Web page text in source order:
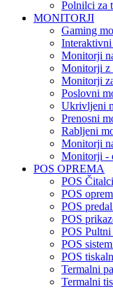
Polnilci za
MONITORJI
Gaming
Interaktivni
Monitorji
Monitorji z
Monitorji
Poslovni
Ukrivljeni
Prenosni
Rabljeni
Monitorji
Monitorji -
POS OPREMA
POS Čitalci
POS
POS
POS
POS
POS
POS
Termalni
Termalni